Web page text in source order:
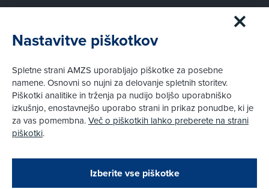
Zapri
Podarjamo vam 10 €!
Obstoječi in novi AMZS člani, ki boste v AMZS
Postanite član AMZS
Zakaj (p)ostati član?
Kako vam pomagamo
Pravni vidiki
Piškotki
Pravno obvestilo
Nastavitve piškotkov
Spletne strani AMZS uporabljajo piškotke za posebne
namene. Osnovni so nujni za delovanje spletnih storitev.
Piškotki analitike in trženja pa nudijo boljšo uporabniško
izkušnjo, enostavnejšo uporabo strani in prikaz ponudbe, ki je
za vas pomembna.Več o piškotkih lahko preberete na strani
piškotki.
Izberite vse piškotke